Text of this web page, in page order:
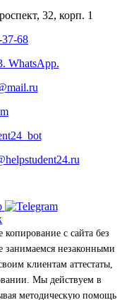
32, корп. 1
68
WhatsApp.
с сайта без
незаконными
клиентам аттестаты,
Мы действуем в
методическую помощь